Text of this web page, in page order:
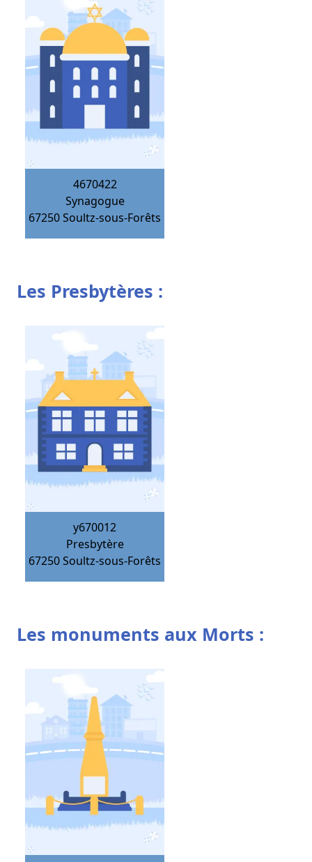
4670422
Synagogue
67250Soultz-sous-Forêts
Les Presbytères :
y670012
Presbytère
67250Soultz-sous-Forêts
Les monuments aux Morts :